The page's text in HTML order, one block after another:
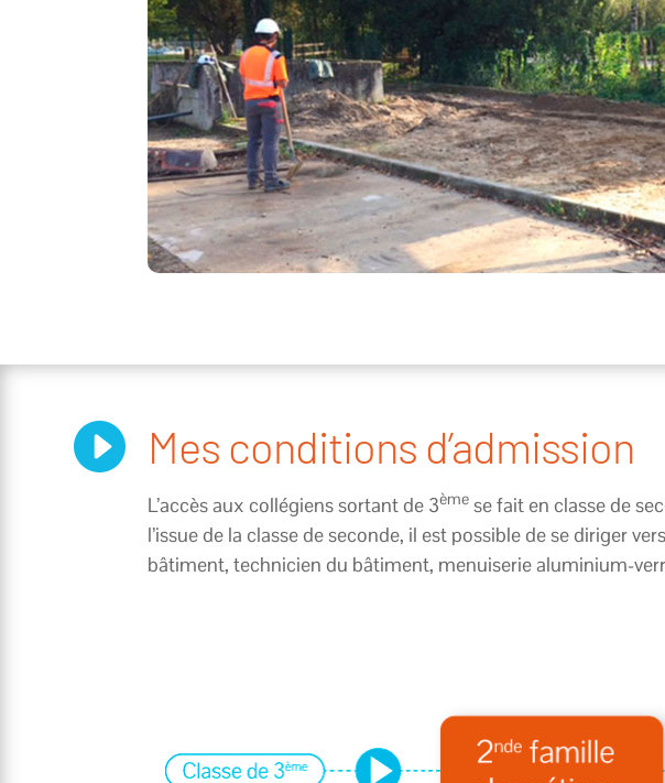
Mes conditions d’admission

L’accès aux collégiens sortant de 3ème se fait en classe de
l’issue de la classe de seconde, il est possible de se diriger
bâtiment, technicien du bâtiment, menuiserie aluminium-